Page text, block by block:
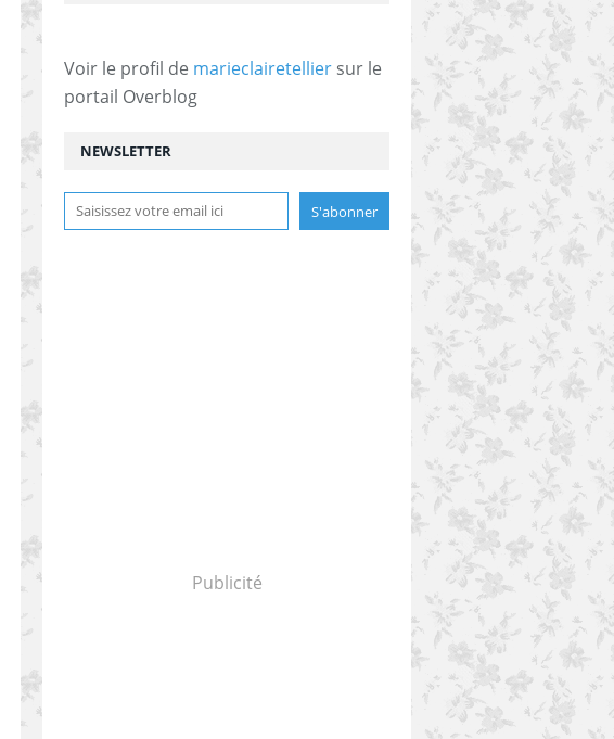
NEWSLETTER
Voir le profil de marieclairetellier sur le
portail Overblog
Publicité